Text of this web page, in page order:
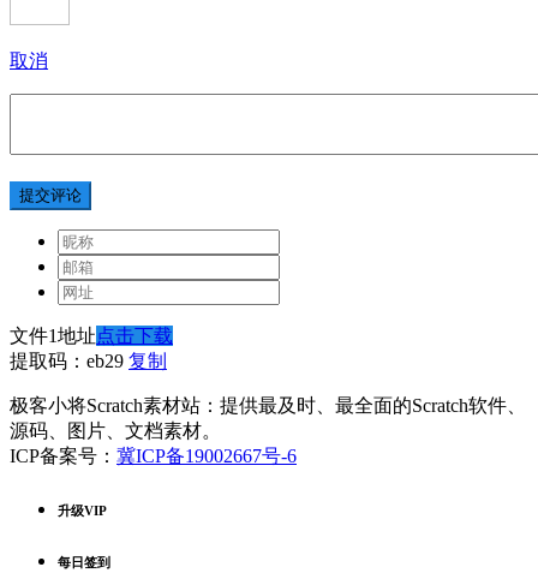
取消
提交评论
文件1地址点击下载
提取码：eb29 复制
极客小将Scratch素材站：提供最及时、最全面的Scratch软件、
源码、图片、文档素材。
ICP备案号： 冀ICP备19002667号-6
升级VIP
每日签到